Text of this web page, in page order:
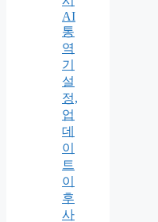
AI
통
역
기
설
정,
업
데
이
트
이
후
사